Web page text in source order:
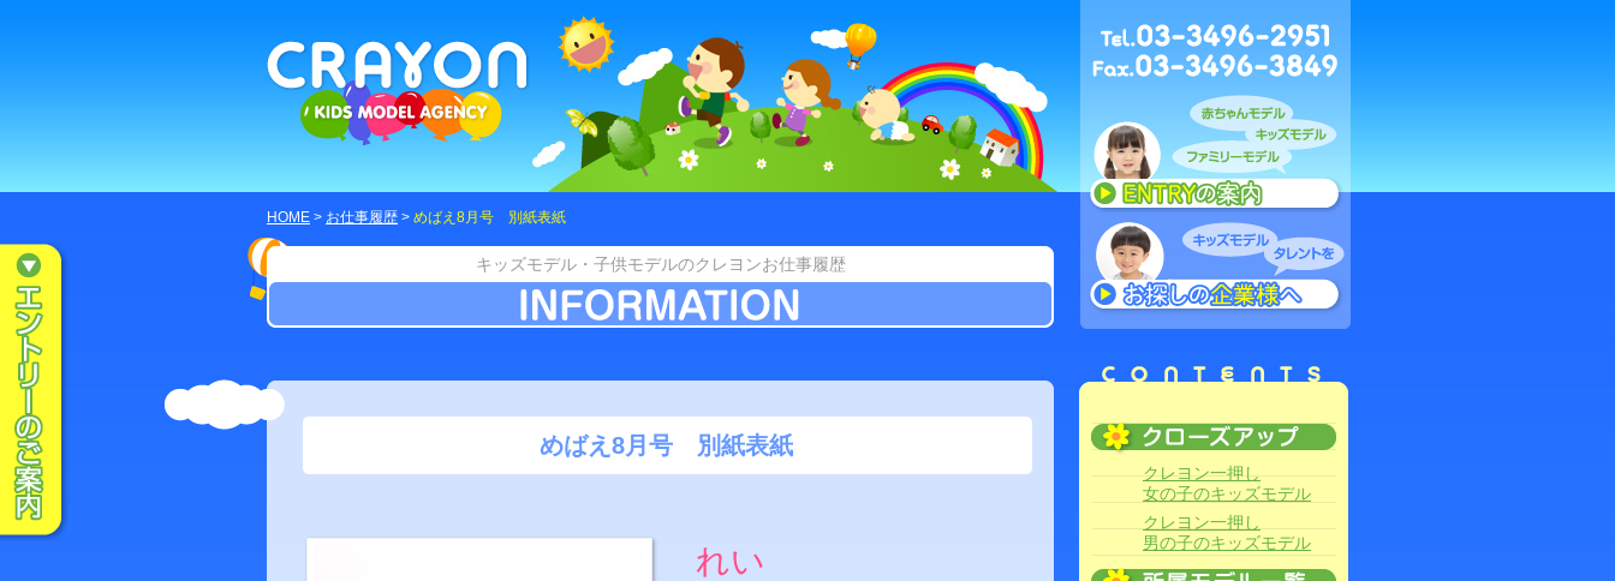
HOME > お仕事履歴 > めばえ8月号 別紙表紙
キッズモデル・子供モデルのクレヨンお仕事履歴
めばえ8月号 別紙表紙
れい
クレヨン一押し
女の子のキッズモデル
クレヨン一押し
男の子のキッズモデル